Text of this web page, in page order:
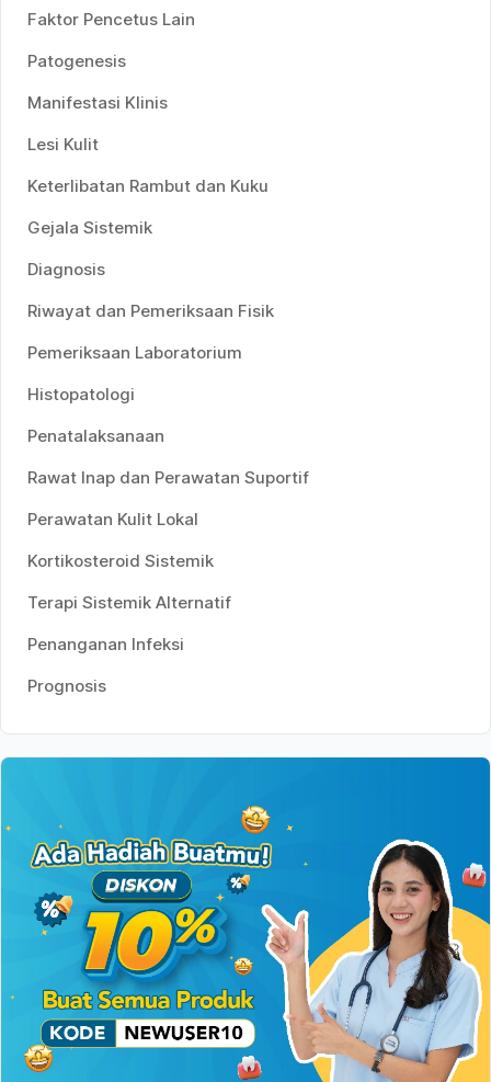
Faktor Pencetus Lain
Patogenesis
Manifestasi Klinis
Lesi Kulit
Keterlibatan Rambut dan Kuku
Gejala Sistemik
Diagnosis
Riwayat dan Pemeriksaan Fisik
Pemeriksaan Laboratorium
Histopatologi
Penatalaksanaan
Rawat Inap dan Perawatan Suportif
Perawatan Kulit Lokal
Kortikosteroid Sistemik
Terapi Sistemik Alternatif
Penanganan Infeksi
Prognosis